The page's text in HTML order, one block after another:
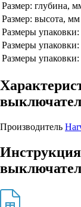
Размер: глубина,
Размер: высота, мм
Размеры
Размеры
Размеры
Производитель